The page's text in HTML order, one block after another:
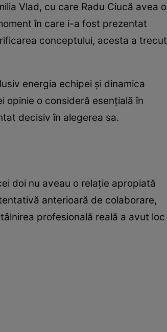
Vlad, cu care Radu Ciucă avea o
în care i-a fost prezentat
conceptului, acesta a trecut
energia echipei și dinamica
opinie o consideră esențială în
decisiv în alegerea sa.
doi nu aveau o relație apropiată
anterioară de colaborare,
profesională reală a avut loc